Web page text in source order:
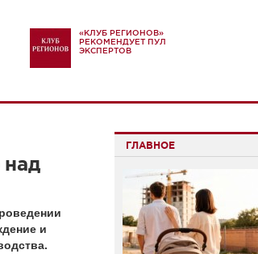
«КЛУБ РЕГИОНОВ»
РЕКОМЕНДУЕТ ПУЛ
ЭКСПЕРТОВ
и
ГЛАВНОЕ